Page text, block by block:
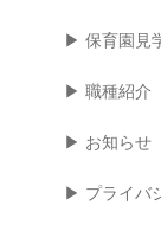
▶︎ 保育園見
▶︎ 職種紹介
▶︎ お知らせ
▶︎ プライバ